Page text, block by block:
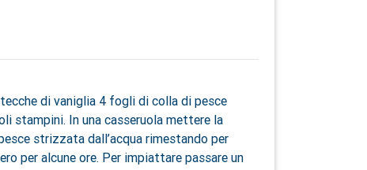
di vaniglia 4 fogli di colla di pesce
stampini. In una casseruola mettere la
strizzata dall’acqua rimestando per
per alcune ore. Per impiattare passare un